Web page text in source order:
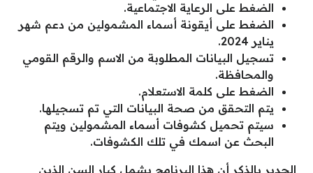
الضغط على الرعاية الاجتماعية.
الضغط على أيقونة أسماء المشمولين من دعم شهر
يناير 2024.
تسجيل البيانات المطلوبة من الاسم والرقم القومي
والمحافظة.
الضغط على كلمة الاستعلام.
يتم التحقق من صحة البيانات التي تم تسجيلها.
سيتم تحميل كشوفات أسماء المشمولين ويتم
البحث عن اسمك في تلك الكشوفات.
الجدير بالذكر أن هذا البرنامج يشمل كبار السن الذين